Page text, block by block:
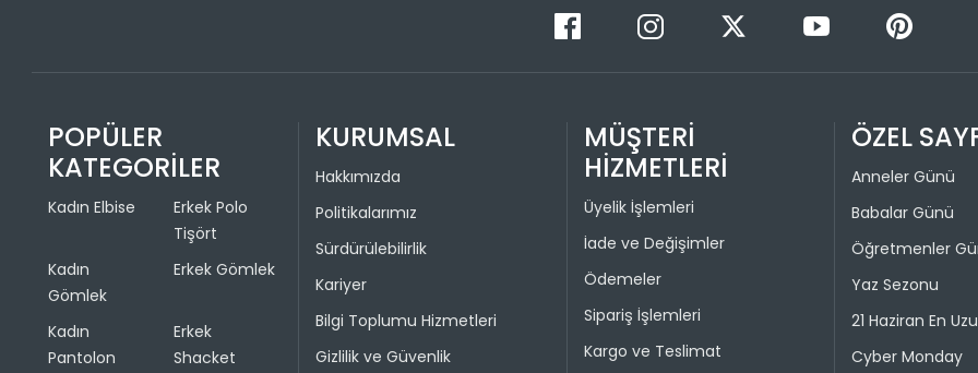
iade
Değişim
İade
istediğiniz
ederek
İade
uygun
Taksit
3
POPÜLER
KATEGORİLER
Kadın Elbise
Kadın
Gömlek
Kadın
Pantolon
Erkek Polo
Tişört
Erkek Gömlek
Erkek
Shacket
KURUMSAL
Hakkımızda
Politikalarımız
Sürdürülebilirlik
Kariyer
Bilgi Toplumu Hizmetleri
Gizlilik ve Güvenlik
MÜŞTERİ
HİZMETLERİ
Üyelik İşlemleri
İade ve Değişimler
Ödemeler
Sipariş İşlemleri
Kargo ve Teslimat
ÖZEL
Anneler Günü
Babalar Günü
Öğretmenler
Yaz Sezonu
21 Haziran En
Cyber Monday